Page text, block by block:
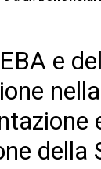
e
nella
della